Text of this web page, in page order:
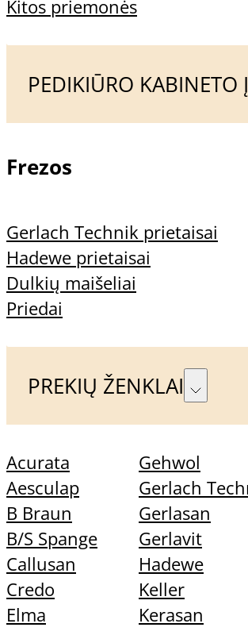
Kitos priemonės
PEDIKIŪRO KABINETO
Frezos
Gerlach Technik prietaisai
Hadewe prietaisai
Dulkių maišeliai
Priedai
PREKIŲ ŽENKLAI
Acurata
Aesculap
B Braun
B/S Spange
Callusan
Credo
Elma
Gehwol
Gerlach
Gerlasan
Gerlavit
Hadewe
Keller
Kerasan
Apie mus
Prekių pristatymas ir
apmokėjimas
Grąžinimo sąlygos
Klientams
Mano paskyra
Sekite mus
FILTRAI